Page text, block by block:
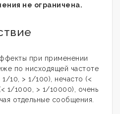
не ограничена.
при применении
по нисходящей частоте
10, > 1/100), нечасто (<
1/1000, > 1/10000), очень
отдельные сообщения.